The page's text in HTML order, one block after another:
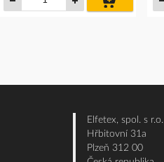
košíku
Elfetex, spol. s r.o.
Hřbitovní 31a
Plzeň 312 00